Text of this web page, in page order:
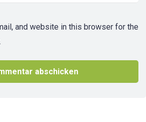
and website in this browser for the